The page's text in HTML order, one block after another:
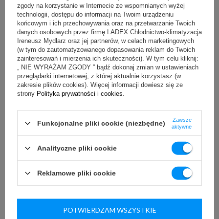
Szatkownica do warzyw YG-03100
Producent:
YATO
Sugerowana cena netto:
2 100,00 zł(netto)
Nasza cena: 2 100,00 zł(netto)
Darmowa dostawa
Witryna chłodnicza ekspozycyjna YG-05001 YATO
zgody na korzystanie w Internecie ze wspomnianych wyżej
technologii, dostępu do informacji na Twoim urządzeniu
końcowym i ich przechowywania oraz na przetwarzanie Twoich
danych osobowych przez firmę LADEX Chłodnictwo-klimatyzacja
Ireneusz Mydlarz oraz jej partnerów, w celach marketingowych
(w tym do zautomatyzowanego dopasowania reklam do Twoich
zainteresowań i mierzenia ich skuteczności). W tym celu kliknij:
„ NIE WYRAŻAM ZGODY ” bądź dokonaj zmian w ustawieniach
przeglądarki internetowej, z której aktualnie korzystasz (w
zakresie plików cookies). Więcej informacji dowiesz się ze
strony Polityka prywatności i cookies
Funkcjonalne pliki cookie (niezbędne)
Zawsze
aktywne
Analityczne pliki cookie
Reklamowe pliki cookie
POTWIERDZAM WSZYSTKIE